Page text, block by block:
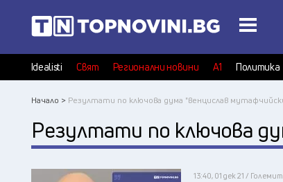
Idealisti Свят Регионални новини А1 Политика
Начало > Резултати по ключова дума "венцислав
Резултати по ключова
13:40, 01 дек 21 /